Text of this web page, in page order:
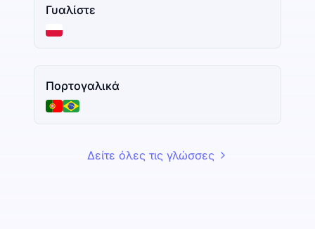
Γυαλίστε
Πορτογαλικά
Δείτε όλες τις γλώσσες